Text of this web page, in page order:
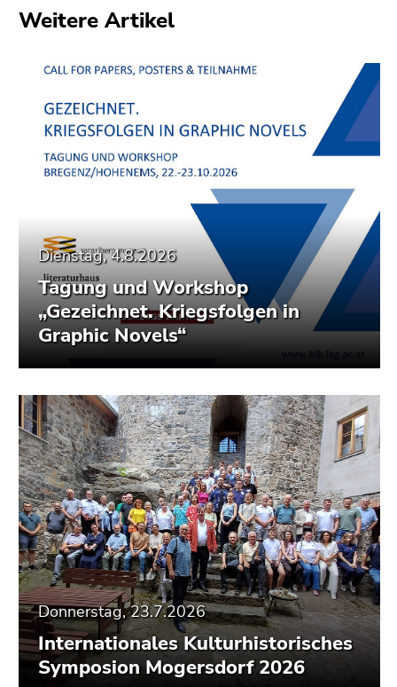
Weitere Artikel
Dienstag, 4.8.2026
Tagung und Workshop
„Gezeichnet. Kriegsfolgen in
Graphic Novels“
Donnerstag, 23.7.2026
Internationales Kulturhistorisches
Symposion Mogersdorf 2026